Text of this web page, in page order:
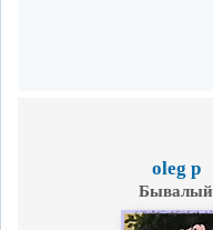
oleg p
Бывалый